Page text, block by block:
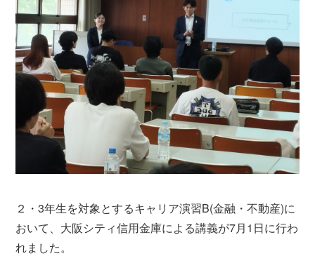
２・3年生を対象とするキャリア演習B(金融・不動産)に
おいて、大阪シティ信用金庫による講義が7月1日に行わ
れました。